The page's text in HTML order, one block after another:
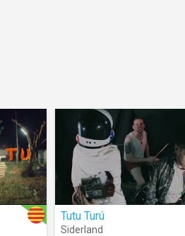
Tutu Turú
Siderland